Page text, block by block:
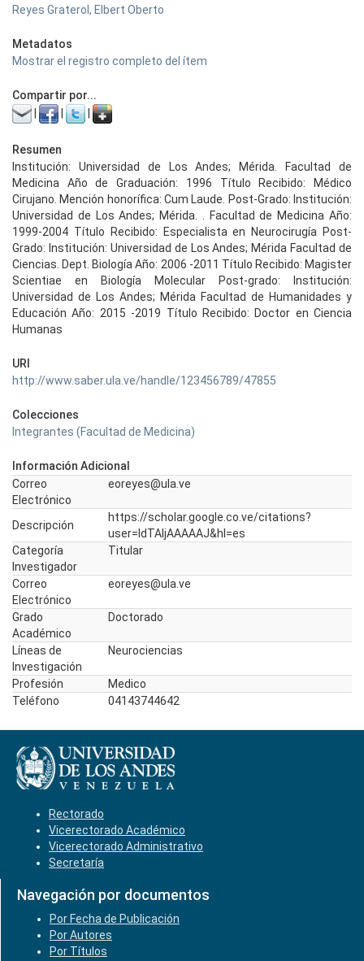
Reyes Graterol, Elbert Oberto
Metadatos
Mostrar el registro completo del ítem
Compartir por...
Resumen
Institución: Universidad de Los Andes; Mérida. Facultad de
Medicina Año de Graduación: 1996 Título Recibido: Médico
Cirujano. Mención honorífica: Cum Laude. Post-Grado: Institución:
Universidad de Los Andes; Mérida. . Facultad de Medicina Año:
1999-2004 Título Recibido: Especialista en Neurocirugía Post-
Grado: Institución: Universidad de Los Andes; Mérida Facultad de
Ciencias. Dept. Biología Año: 2006 -2011 Título Recibido: Magister
Scientiae en Biología Molecular Post-grado: Institución:
Universidad de Los Andes; Mérida Facultad de Humanidades y
Educación Año: 2015 -2019 Título Recibido: Doctor en Ciencia
Humanas
URI
http://www.saber.ula.ve/handle/123456789/47855
Colecciones
Integrantes (Facultad de Medicina)
Información Adicional
Correo
Electrónico
eoreyes@ula.ve
Descripción
https://scholar.google.co.ve/citations?
user=ldTAljAAAAAJ&hl=es
Categoría
Investigador
Titular
Correo
Electrónico
eoreyes@ula.ve
Grado
Académico
Doctorado
Líneas de
Investigación
Neurociencias
Profesión
Medico
Teléfono
04143744642
Rectorado
Vicerectorado Académico
Vicerectorado Administrativo
Secretaría
Navegación por documentos
Por Fecha de Publicación
Por Autores
Por Títulos